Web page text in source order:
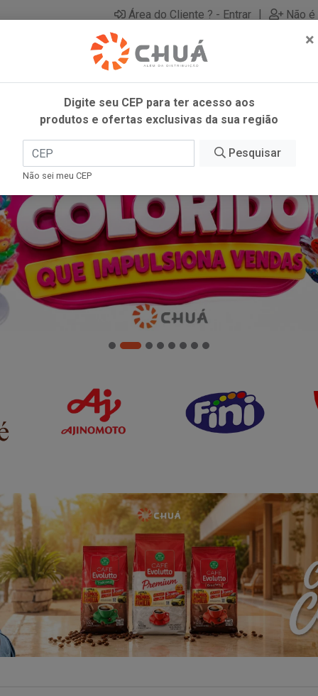
Área do Cliente ? - Entrar | Não
×
Digite seu CEP para ter acesso aos
produtos e ofertas exclusivas da sua região
Pesquisar
Não sei meu CEP